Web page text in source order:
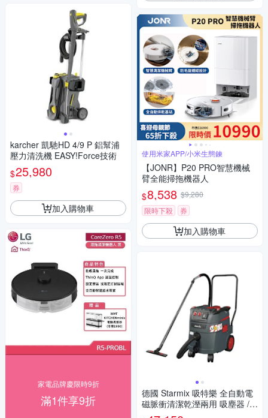
karcher 凱馳HD 4/9 P 鋁幫浦
壓力清洗機 EASY!Force技術
$25,980
券
加入購物車
家電品牌慶限時9折
滿1件享9折
使用米家APP/小米生態鍊
【JONR】P20 PRO智慧機械
臂全能掃拖機器人
$8,538 $9,280
限時下殺
券
加入購物車
德國 Starmix 吸特樂 全自動電
磁脈衝清潔乾溼兩用 吸塵器 /台
ISP M-1435 頂配款